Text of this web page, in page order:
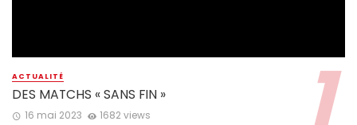
ACTUALITÉ
DES MATCHS « SANS FIN »
16 mai 2023 1682 views